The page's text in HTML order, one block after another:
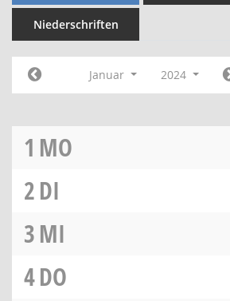
Niederschriften
Januar 2024
1 MO
2DI
3MI
4DO